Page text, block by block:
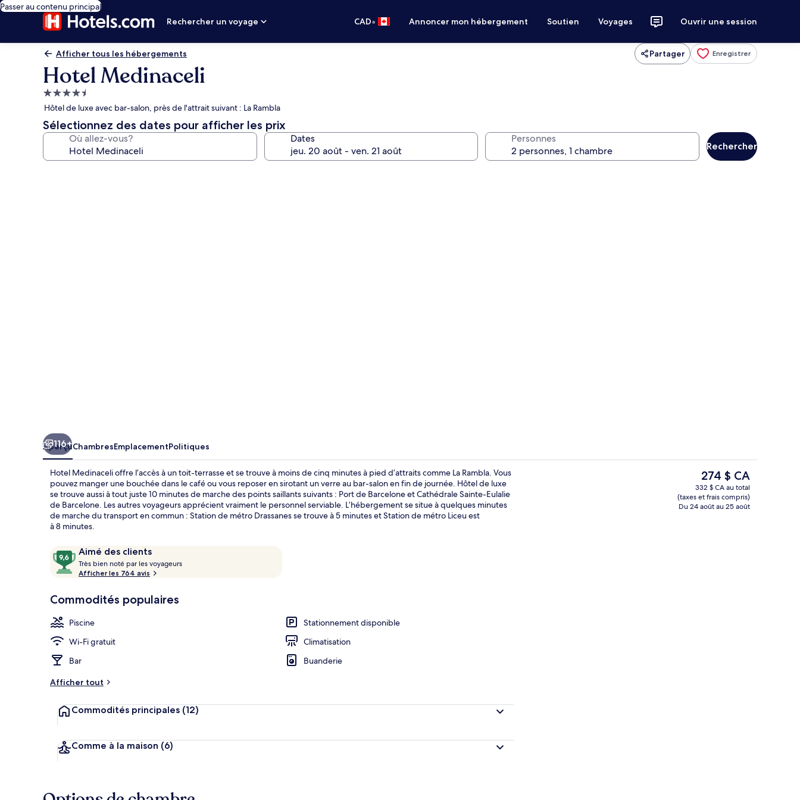
Passer au contenu principal
Rechercher un voyage
CAD• Annoncer mon hébergement Soutien Voyages Ouvrir une session
Afficher tous les hébergements Partager Enregistrer
Hotel Medinaceli
Hébergement
4.5 étoiles
Hôtel de luxe avec bar-salon, près de l'attrait suivant : La Rambla
Sélectionnez des dates pour afficher les prix
Où allez-vous? Dates Personnes
Rechercher
Réception Buffet déjeuner servi tous les jours
116+
AperçuChambresEmplacementPolitiques
Hotel Medinaceli offre l’accès à un toit-terrasse et se trouve à moins de cinq minutes à pied d’attraits comme La Rambla. Vous
pouvez manger une bouchée dans le café ou vous reposer en sirotant un verre au bar-salon en fin de journée. Hôtel de luxe
se trouve aussi à tout juste 10 minutes de marche des points saillants suivants : Port de Barcelone et Cathédrale Sainte-Eulalie
de Barcelone. Les autres voyageurs apprécient vraiment le personnel serviable. L’hébergement se situe à quelques minutes
de marche du transport en commun : Station de métro Drassanes se trouve à 5 minutes et Station de métro Liceu est
à 8 minutes.
Avis Aimé des clients
9,6
sur
10,
des
Très bien noté par les voyageurs
é
Afficher les 764 avis
Commodités populaires
Piscine
Stationnement disponible
Wi-Fi gratuit
Climatisation
Bar
Buanderie
Afficher tout
Commodités principales (12)
Comme à la maison (6)
Le
prix
actuel
est
274 $ CA
332 $ CA au total
(taxes et frais compris)
Du 24 août au 25 août